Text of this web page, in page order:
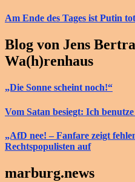
Am Ende des Tages ist Putin
Blog von Jens
Wa(h)renhaus
„Die Sonne scheint noch!“
Vom Satan besiegt: Ich
„AfD nee! – Fanfare zeigt
Rechtspopulisten auf
marburg.news